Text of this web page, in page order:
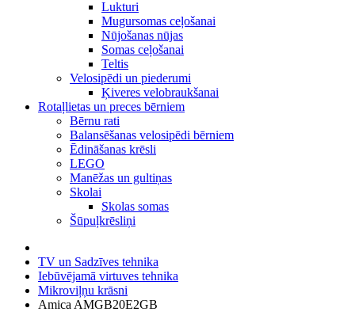
Lukturi
Mugursomas ceļošanai
Nūjošanas nūjas
Somas ceļošanai
Teltis
Velosipēdi un piederumi
Ķiveres velobraukšanai
Rotaļlietas un preces bērniem
Bērnu rati
Balansēšanas velosipēdi bērniem
Ēdināšanas krēsli
LEGO
Manēžas un gultiņas
Skolai
Skolas somas
Šūpuļkrēsliņi
TV un Sadzīves tehnika
Iebūvējamā virtuves tehnika
Mikroviļņu krāsni
Amica AMGB20E2GB